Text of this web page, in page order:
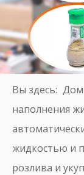
Вы здесь: Дом
наполнения
жидкостью и
розлива и